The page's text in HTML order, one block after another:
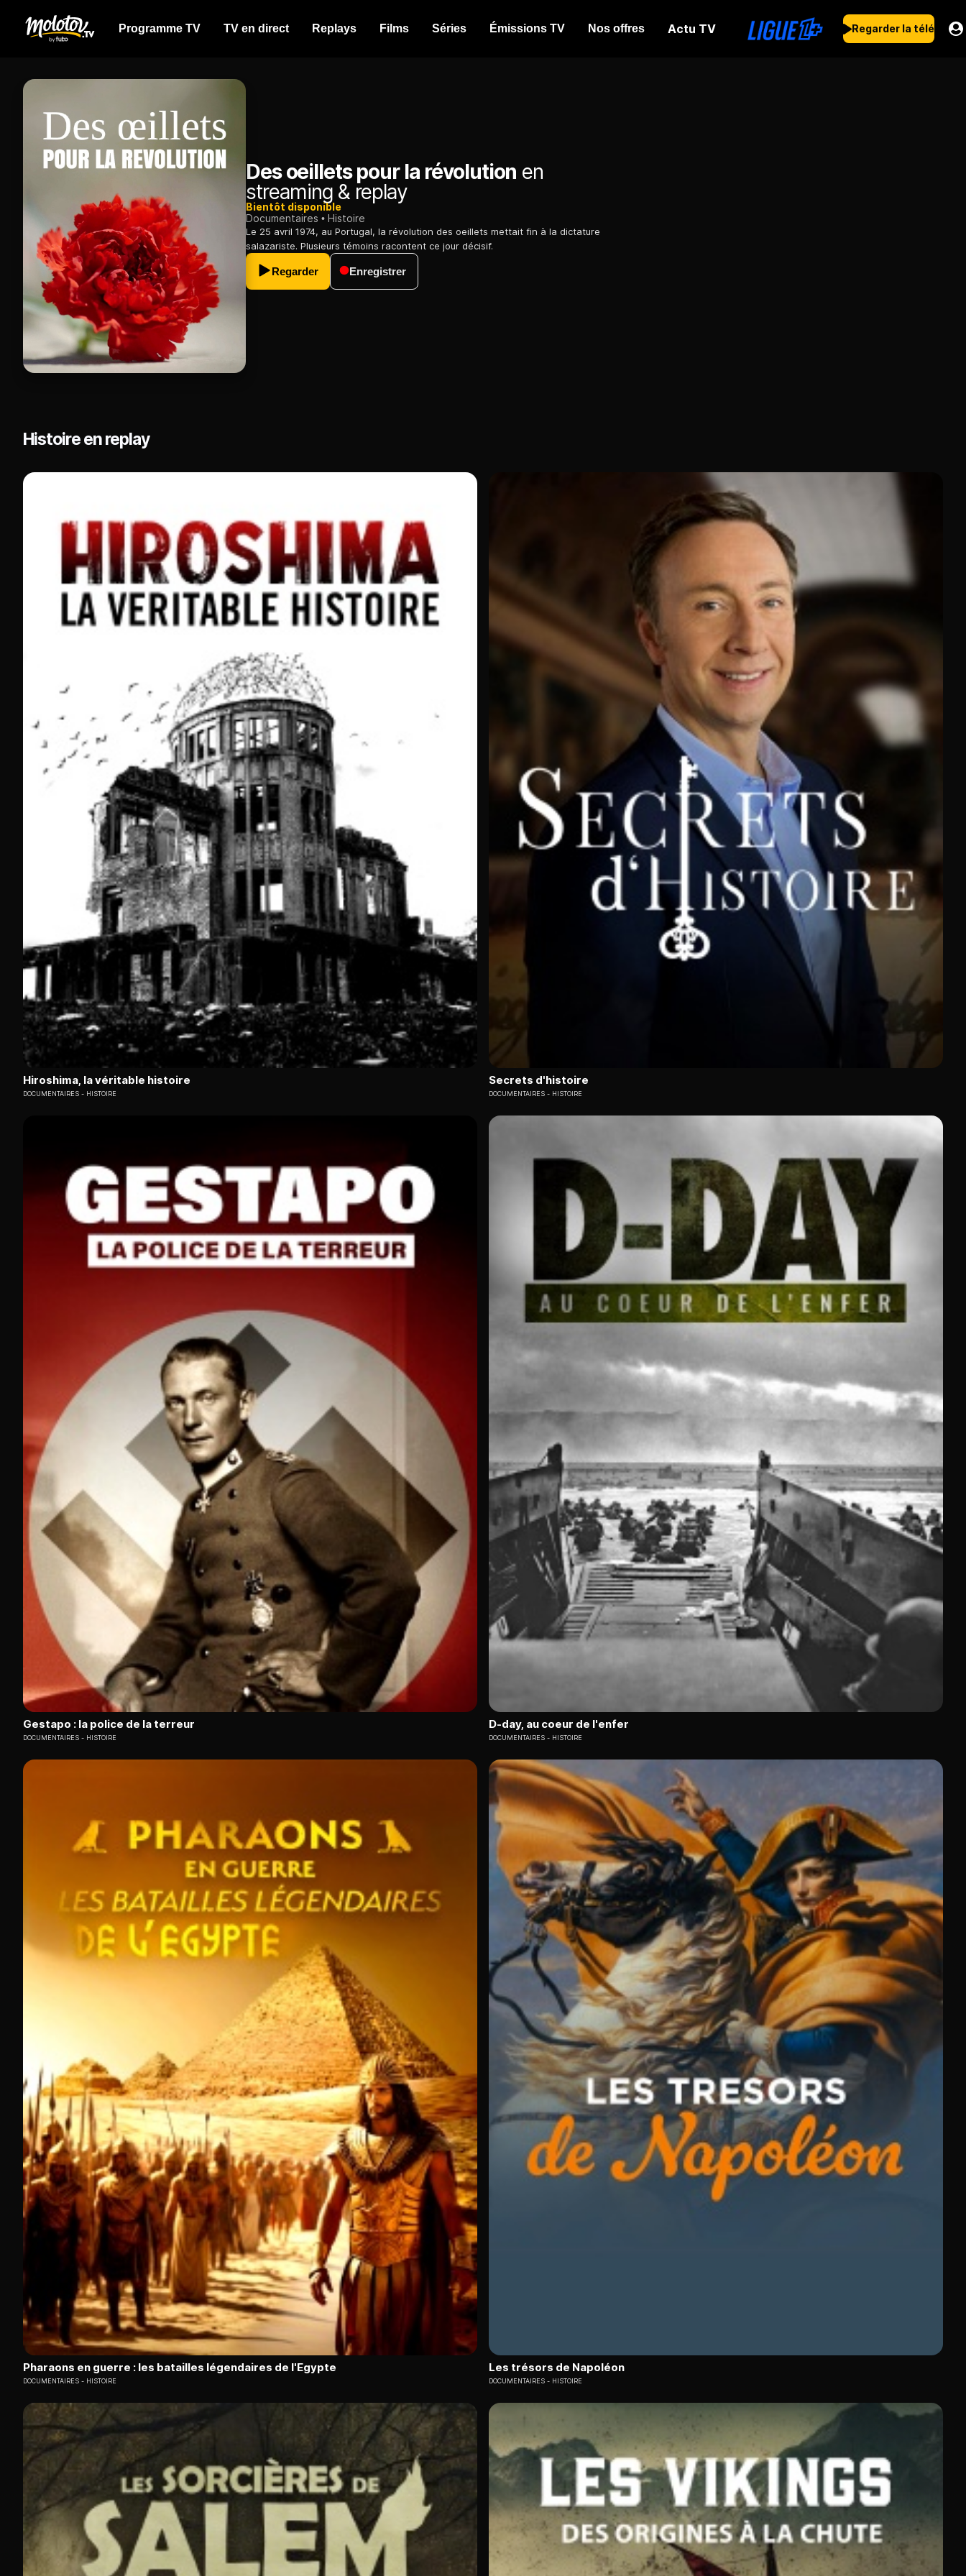
Programme TV TV en direct Replays Films Séries Émissions TV Nos offres Actu TV Regarder la télé
Des oeillets pour la révolution en
streaming & replay
Bientôt disponible
Documentaires
Histoire
Le 25 avril 1974, au Portugal, la révolution des oeillets mettait fin à la dictature
salazariste. Plusieurs témoins racontent ce jour décisif.
Regarder Enregistrer
Histoire en replay
Hiroshima, la véritable histoire
DOCUMENTAIRES HISTOIRE
Secrets d'histoire
DOCUMENTAIRES HISTOIRE
Gestapo : la police de la terreur
DOCUMENTAIRES HISTOIRE
D-day, au coeur de l'enfer
DOCUMENTAIRES HISTOIRE
Pharaons en guerre : les batailles légendaires de l'Egypte
DOCUMENTAIRES HISTOIRE
Les trésors de Napoléon
DOCUMENTAIRES HISTOIRE